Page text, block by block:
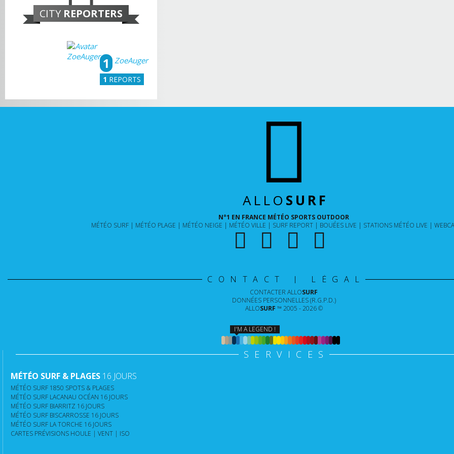
CITY REPORTERS
ZoeAuger
1
1 REPORTS
ALLO SURF
N°1 EN FRANCE MÉTÉO SPORTS OUTDOOR
MÉTÉO SURF
MÉTÉO PLAGE MÉTÉO NEIGE MÉTÉO VILLE SURF REPORT BOUÉES LIVE STATIONS MÉTÉO LIVE
CONTACT | LÉGAL
CONTACTER ALLOSURF
DONNÉES PERSONNELLES (R.G.P.D.)
ALLOSURF ™ 2005 - 2026 ©
I'M A LEGEND !
SERVICES
MÉTÉO SURF & PLAGES 16 JOURS
MÉTÉO SURF 1850 SPOTS & PLAGES
MÉTÉO SURF LACANAU OCÉAN 16 JOURS
MÉTÉO SURF BIARRITZ 16 JOURS
MÉTÉO SURF BISCARROSSE 16 JOURS
MÉTÉO SURF LA TORCHE 16 JOURS
CARTES PRÉVISIONS HOULE | VENT | ISO